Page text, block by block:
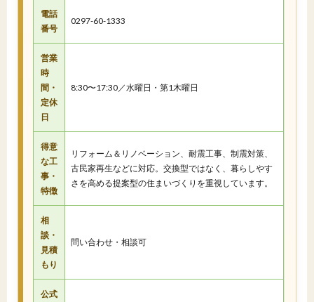
電話
番号
0297-60-1333
営業
時
間・
定休
日
8:30〜17:30／水曜日・第1木曜日
得意
な工
事・
特徴
リフォーム＆リノベーション、耐震工事、制震対策、
古民家再生などに対応。交換型ではなく、暮らしやす
さを高める提案型の住まいづくりを重視しています。
相
談・
見積
もり
問い合わせ・相談可
公式